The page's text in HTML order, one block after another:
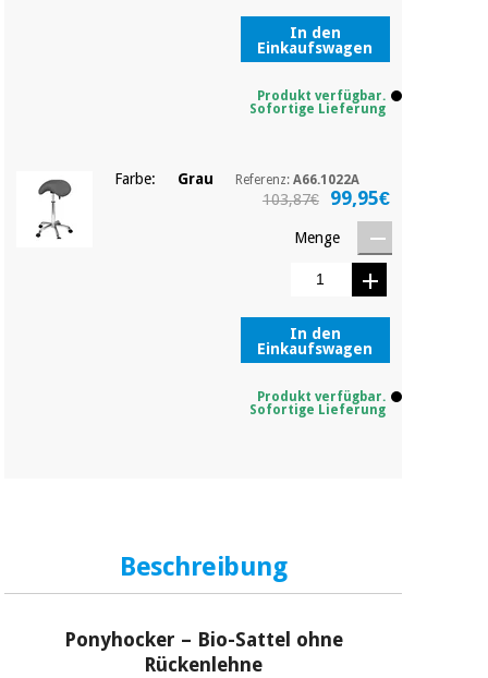
Chirurgische
instrumente
(ausverkauf)
In den
Einkaufswagen
Produkt verfügbar.
Sofortige Lieferung
Farbe: Grau Referenz:A66.1022A
103,87€ 99,95€
Menge
In den
Einkaufswagen
Produkt verfügbar.
Sofortige Lieferung
Beschreibung
Ponyhocker – Bio-Sattel ohne
Rückenlehne